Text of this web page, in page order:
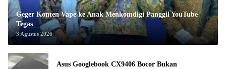
Geger Konten Vape ke Anak Menkomdigi Panggil YouTube
Tegas
3 Agustus 2026
Asus Googlebook CX9406 Bocor Bukan